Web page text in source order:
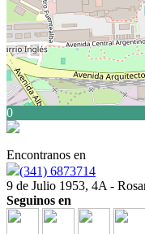
0
Encontranos en
(341) 6873714
9 de Julio 1953, 4A -
Seguinos en